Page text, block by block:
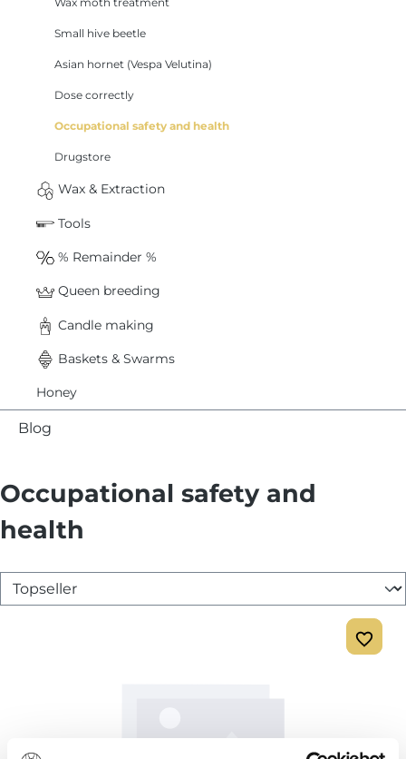
Small hive beetle
Asian hornet (Vespa Velutina)
Dose correctly
Occupational safety and health
Drugstore
Wax & Extraction
Tools
% Remainder %
Queen breeding
Candle making
Baskets & Swarms
Honey
Blog
Occupational safety and
health